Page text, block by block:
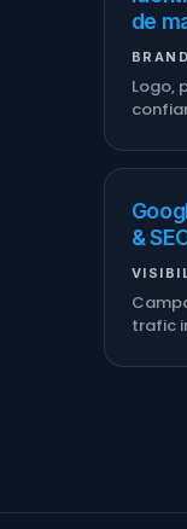
de
Logo,
&
trafic